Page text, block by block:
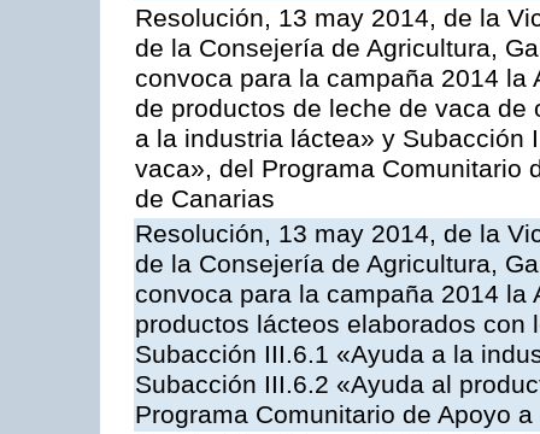
Resolución, 13 may 2014, de la
de la Consejería de Agricultura,
convoca para la campaña 2014
de productos de leche de vaca
a la industria láctea» y Subacción
vaca», del Programa Comunitario
de Canarias
Resolución, 13 may 2014, de la
de la Consejería de Agricultura,
convoca para la campaña 2014
productos lácteos elaborados
Subacción III.6.1 «Ayuda a la
Subacción III.6.2 «Ayuda al
Programa Comunitario de Apoyo